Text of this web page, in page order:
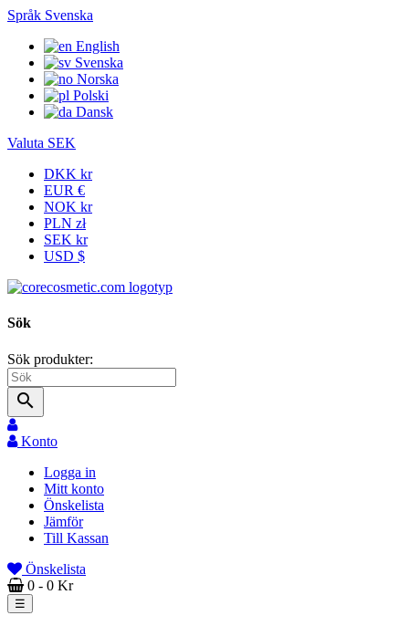
Språk Svenska
English
Svenska
Norska
Polski
Dansk
Valuta SEK
DKK kr
EUR €
NOK kr
PLN zł
SEK kr
USD $
Sök
Sök produkter:
search
Konto
Logga in
Mitt konto
Önskelista
Jämför
Till Kassan
Önskelista
0 - 0 Kr
Toggle
navigation
☰